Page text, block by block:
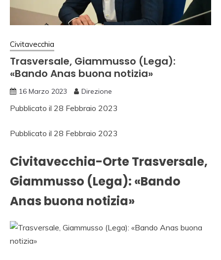
Civitavecchia
Trasversale, Giammusso (Lega):
«Bando Anas buona notizia»
16 Marzo 2023 Direzione
Pubblicato il 28 Febbraio 2023
Pubblicato il 28 Febbraio 2023
Civitavecchia-OrteTrasversale,
Giammusso (Lega): «Bando
Anas buona notizia»